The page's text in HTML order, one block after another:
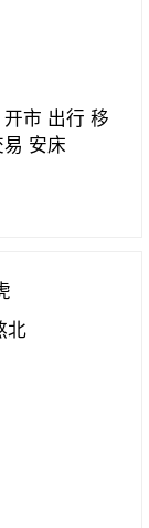
扫舍
市 出行 移
安床
北